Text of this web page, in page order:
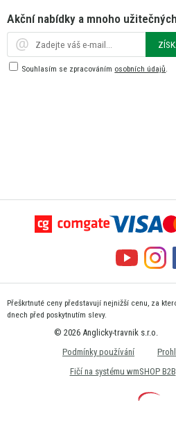
Akční nabídky a mnoho
Souhlasím se zpracováním osobních údajů
Přeškrtnuté ceny představují nejnižší cenu, za
dnech před poskytnutím slevy.
© 2026 Anglicky-travnik s.r.o.
Podmínky používání
Fičí na systému wmSHOP B2B